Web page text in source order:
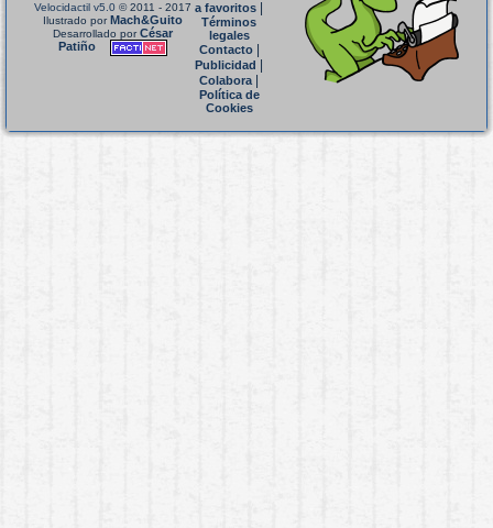
Velocidactil v5.0 © 2011 - 2017
Ilustrado porMach&Guito
Desarrollado porCésar
Patiño
a favoritos
Términos
legales
Contacto|
Publicidad
Colabora|
Política de
Cookies